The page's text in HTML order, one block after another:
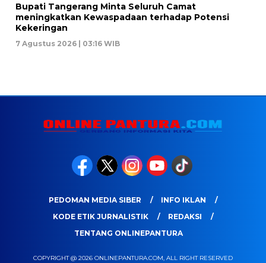
Bupati Tangerang Minta Seluruh Camat
meningkatkan Kewaspadaan terhadap Potensi
Kekeringan
7 Agustus 2026 | 03:16 WIB
PEDOMAN MEDIA SIBER
INFO IKLAN
KODE ETIK JURNALISTIK
REDAKSI
TENTANG ONLINEPANTURA
COPYRIGHT @ 2026 ONLINEPANTURA.COM, ALL RIGHT RESERVED